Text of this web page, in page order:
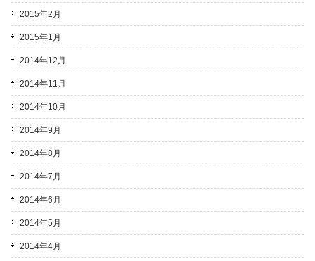
2015年2月
2015年1月
2014年12月
2014年11月
2014年10月
2014年9月
2014年8月
2014年7月
2014年6月
2014年5月
2014年4月